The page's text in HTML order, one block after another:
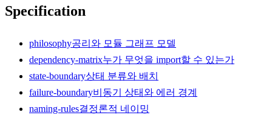
Specification
philosophy공리와 모듈 그래프 모델
dependency-matrix누가 무엇을 import할 수 있는가
state-boundary상태 분류와 배치
failure-boundary비동기 상태와 에러 경계
naming-rules결정론적 네이밍